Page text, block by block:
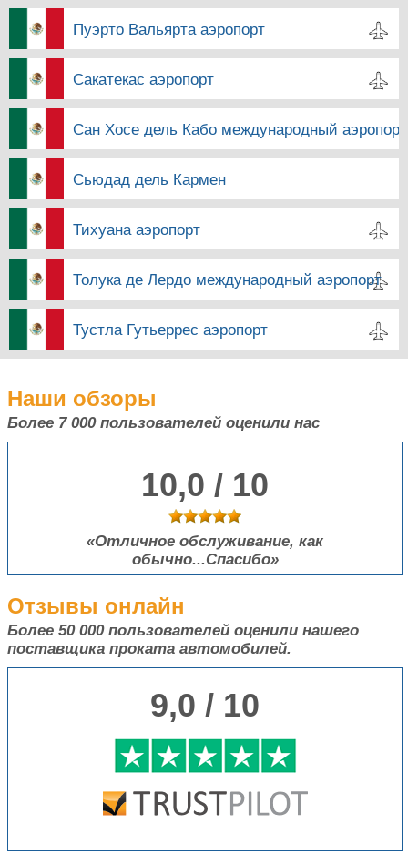
Пуэрто Вальярта аэропорт
Сакатекас аэропорт
Сан Хосе дель Кабо международный аэропорт
Сьюдад дель Кармен
Тихуана аэропорт
Толука де Лердо международный аэропорт
Тустла Гутьеррес аэропорт
Наши обзоры
Более 7 000пользователей оценили нас
10,0 / 10
Отличное обслуживание, как
обычно...Спасибо
Отзывы онлайн
Более 50 000пользователей оценили нашего
поставщика проката автомобилей.
9,0 / 10